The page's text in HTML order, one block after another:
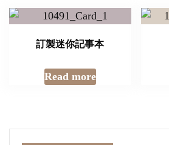
訂製迷你記事本
Read more